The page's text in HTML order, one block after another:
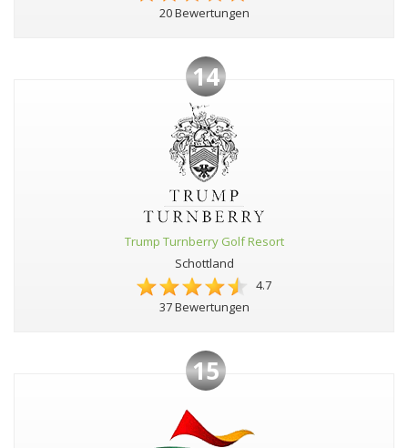
20 Bewertungen
14
Trump Turnberry Golf Resort
Schottland
4.7
37 Bewertungen
15